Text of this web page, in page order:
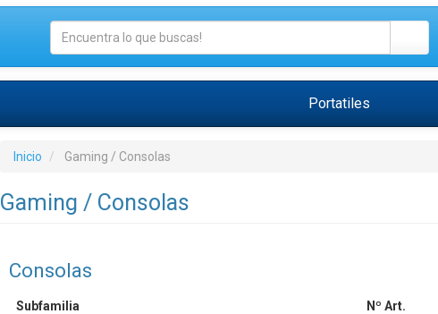
Portatiles
Inicio Gaming / Consolas
Gaming / Consolas
Consolas
Subfamilia Nº Art.